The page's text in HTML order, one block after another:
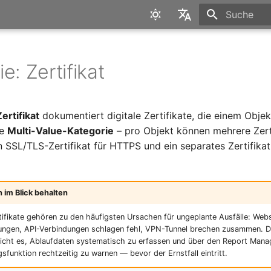
Zertifikat
dokumentiert digitale Zertifikate, die einem
Multi-Value-Kategorie – pro Objekt können mehrere
SSL/TLS-Zertifikat für HTTPS und ein separates
im Blick behalten
gehören zu den häufigsten Ursachen für ungeplante Ausfälle:
API-Verbindungen schlagen fehl, VPN-Tunnel brechen zusammen.
es, Ablaufdaten systematisch zu erfassen und über den Report
rechtzeitig zu warnen — bevor der Ernstfall eintritt.